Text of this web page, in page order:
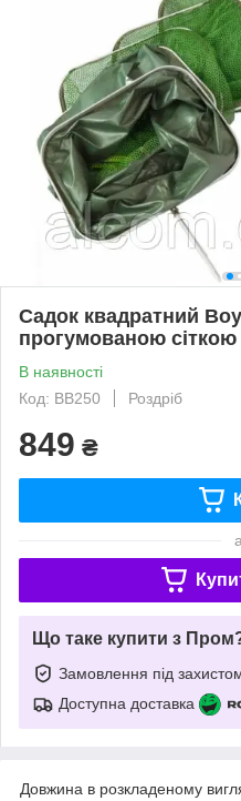
Садок квадратний
прогумованою сіткою
В наявності
Код: ВВ250
Роздріб
849 ₴
Що таке купити з
Замовлення під
Доступна доставка
Довжина в розкладеному